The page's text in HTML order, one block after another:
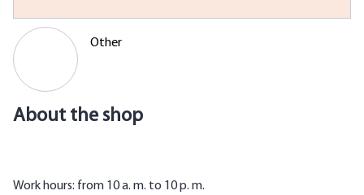
Other
About the shop
Work hours: from 10 a. m. to 10 p. m.